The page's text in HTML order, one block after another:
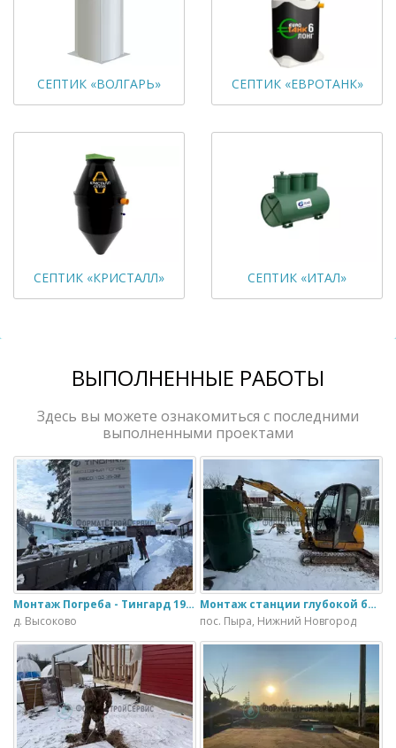
СЕПТИК «ВОЛГАРЬ» СЕПТИК «ЕВРОТАНК»
СЕПТИК «КРИСТАЛЛ» СЕПТИК «ИТАЛ»
ВЫПОЛНЕННЫЕ РАБОТЫ
Здесь вы можете ознакомиться с последними
выполненными проектами
Монтаж Погреба - Тингард 1900
д. Высоково
Монтаж станции глубокой биологической очистки ИталБио - 5 с колодцем дренажным для слива воды
пос. Пыра, Нижний Новгород